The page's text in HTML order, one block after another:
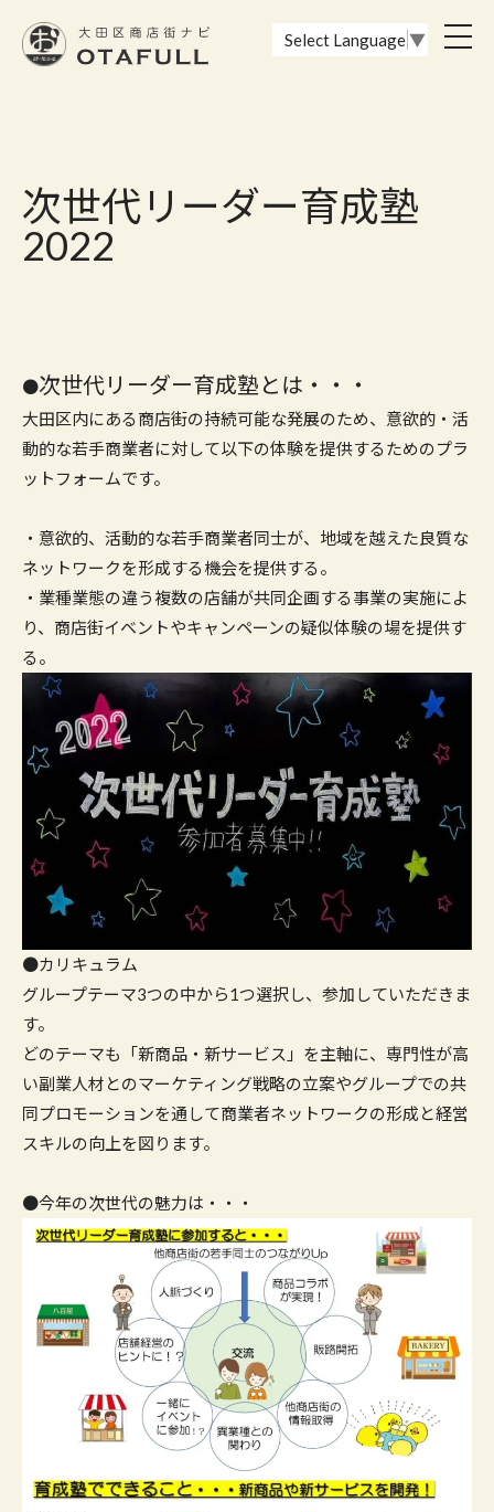
Select Language ▼
次世代リーダー育成塾
2022
●次世代リーダー育成塾とは・・・
大田区内にある商店街の持続可能な発展のため、意欲的・活
動的な若手商業者に対して以下の体験を提供するためのプラ
ットフォームです。
・意欲的、活動的な若手商業者同士が、地域を越えた良質な
ネットワークを形成する機会を提供する。
・業種業態の違う複数の店舗が共同企画する事業の実施によ
り、商店街イベントやキャンペーンの疑似体験の場を提供す
る。
●カリキュラム
グループテーマ3つの中から1つ選択し、参加していただきま
す。
どのテーマも「新商品・新サービス」を主軸に、専門性が高
い副業人材とのマーケティング戦略の立案やグループでの共
同プロモーションを通して商業者ネットワークの形成と経営
スキルの向上を図ります。
●今年の次世代の魅力は・・・